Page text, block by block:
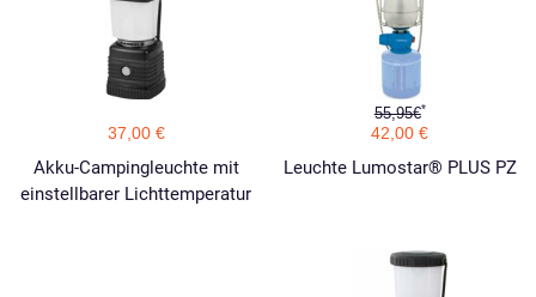
37,00 €
Akku-Campingleuchte mit
einstellbarer Lichttemperatur
55,95€*
42,00 €
Leuchte Lumostar® PLUS PZ